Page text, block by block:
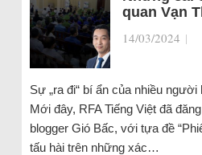
quan Vạn
14/03/2024 |
Sự „ra đi“ bí ẩn của nhiều
Mới đây, RFA Tiếng Việt đã
blogger Gió Bấc, với tựa đề
tấu hài trên những xác…